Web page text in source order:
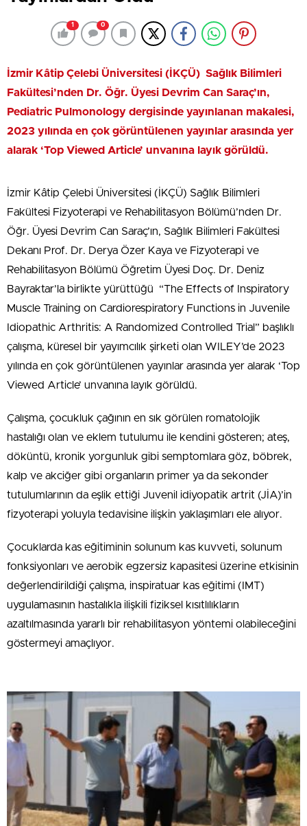
1 0
İzmir Kâtip Çelebi Üniversitesi (İKÇÜ) Sağlık Bilimleri
Fakültesi’nden Dr. Öğr. Üyesi Devrim Can Saraç’ın,
Pediatric Pulmonology dergisinde yayınlanan makalesi,
2023 yılında en çok görüntülenen yayınlar arasında yer
alarak ‘Top Viewed Article’ unvanına layık görüldü.
İzmir Kâtip Çelebi Üniversitesi (İKÇÜ) Sağlık Bilimleri
Fakültesi Fizyoterapi ve Rehabilitasyon Bölümü’nden Dr.
Öğr. Üyesi Devrim Can Saraç’ın, Sağlık Bilimleri Fakültesi
Dekanı Prof. Dr. Derya Özer Kaya ve Fizyoterapi ve
Rehabilitasyon Bölümü Öğretim Üyesi Doç. Dr. Deniz
Bayraktar’la birlikte yürüttüğü “The Effects of Inspiratory
Muscle Training on Cardiorespiratory Functions in Juvenile
Idiopathic Arthritis: A Randomized Controlled Trial” başlıklı
çalışma, küresel bir yayımcılık şirketi olan WILEY’de 2023
yılında en çok görüntülenen yayınlar arasında yer alarak ‘Top
Viewed Article’ unvanına layık görüldü.
Çalışma, çocukluk çağının en sık görülen romatolojik
hastalığı olan ve eklem tutulumu ile kendini gösteren; ateş,
döküntü, kronik yorgunluk gibi semptomlara göz, böbrek,
kalp ve akciğer gibi organların primer ya da sekonder
tutulumlarının da eşlik ettiği Juvenil idiyopatik artrit (JİA)’in
fizyoterapi yoluyla tedavisine ilişkin yaklaşımları ele alıyor.
Çocuklarda kas eğitiminin solunum kas kuvveti, solunum
fonksiyonları ve aerobik egzersiz kapasitesi üzerine etkisinin
değerlendirildiği çalışma, inspiratuar kas eğitimi (IMT)
uygulamasının hastalıkla ilişkili fiziksel kısıtlılıkların
azaltılmasında yararlı bir rehabilitasyon yöntemi olabileceğini
göstermeyi amaçlıyor.